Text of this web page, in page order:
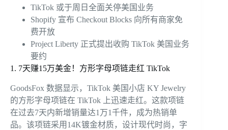
TikTok 或于周日全面关停美国业务
Shopify 宣布 Checkout Blocks 向所有商家免
费开放
Project Liberty 正式提出收购 TikTok 美国业务
要约
1. 7天赚15万美金！方形字母项链走红 TikTok
GoodsFox 数据显示，TikTok 美国小店 KY Jewelry
的方形字母项链在 TikTok 上迅速走红。这款项链
在过去7天内新增销量达1万1千件，成为热销单
品。该项链采用14K镀金材质，设计现代时尚，字